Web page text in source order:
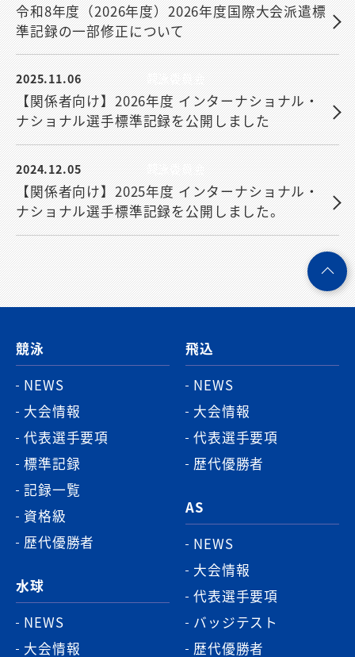
令和8年度（2026年度）2026年度国際大会派遣標
準記録の一部修正について
2025.11.06 競泳委員会
【関係者向け】2026年度 インターナショナル・
ナショナル選手標準記録を公開しました
2024.12.05 競泳委員会
【関係者向け】2025年度 インターナショナル・
ナショナル選手標準記録を公開しました。
競泳
NEWS
大会情報
代表選手要項
標準記録
記録一覧
資格級
歴代優勝者
水球
NEWS
大会情報
飛込
NEWS
大会情報
代表選手要項
歴代優勝者
AS
NEWS
大会情報
代表選手要項
バッジテスト
歴代優勝者